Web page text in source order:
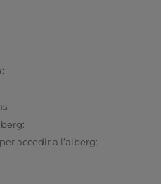
accedir a l’alberg: